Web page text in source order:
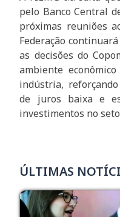
pelo Banco Central
próximas reuniões
Federação
as decisões do
ambiente
indústria,
de juros baixa e
investimentos no
ÚLTIMAS